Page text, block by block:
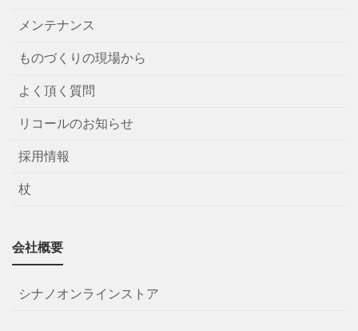
メンテナンス
ものづくりの現場から
よく頂く質問
リコールのお知らせ
採用情報
杖
会社概要
シナノオンラインストア